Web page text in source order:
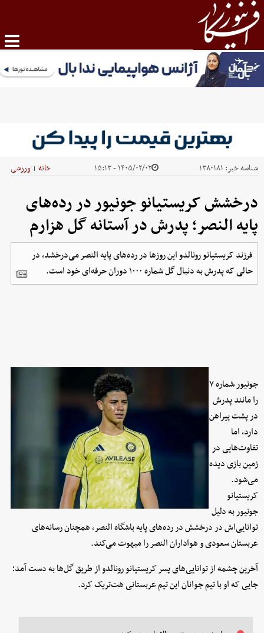
شناسه خبر: ۱۳۸۰۱۸۱ ۱۴۰۵/۰۲/۰۲ - ۱۵:۱۳ خانه | ورزشی
درخشش کریستیانو جونیور در رده‌های
پایه النصر؛ پدرش در آستانه گل هزارم
فرزند کریستیانو رونالدو این روزها در رده‌های پایه النصر می‌درخشد، در
حالی که پدرش به دنبال گل شماره ۱۰۰۰ دوران حرفه‌ای خود است.
جونیور شماره ۷
را مانند پدرش
در پشت پیراهن
دارد، اما
تفاوت‌هایی در
زمین بازی دیده
می‌شود.
کریستیانو
جونیور به دلیل
توانایی‌اش در درخشش در رده‌های پایه باشگاه النصر، همچنان رسانه‌های
عربستان سعودی و هواداران النصر را مبهوت می‌کند.
آخرین چشمه از توانایی‌های پسر کریستیانو رونالدو از طریق گل‌ها به دست آمد؛
جایی که او با تیم جوانان این تیم عربستانی هت‌تریک کرد.